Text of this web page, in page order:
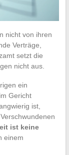
nicht von ihren
Verträge,
setzt die
nicht aus.
ein
Gericht
ist,
ist keine
einem